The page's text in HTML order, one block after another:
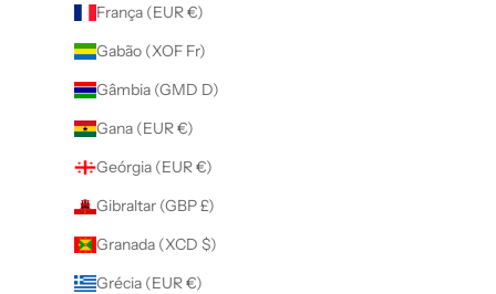
França (EUR €)
Gabão (XOF Fr)
Gâmbia (GMD D)
Gana (EUR €)
Geórgia (EUR €)
Gibraltar (GBP £)
Granada (XCD $)
Grécia (EUR €)